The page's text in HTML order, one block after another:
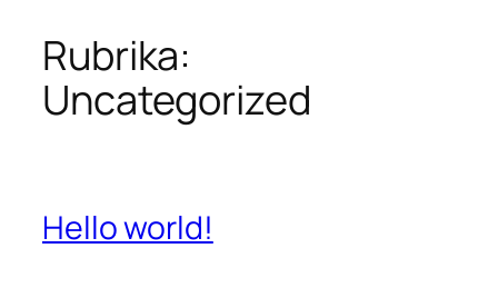
Rubrika:
Uncategorized
Hello world!